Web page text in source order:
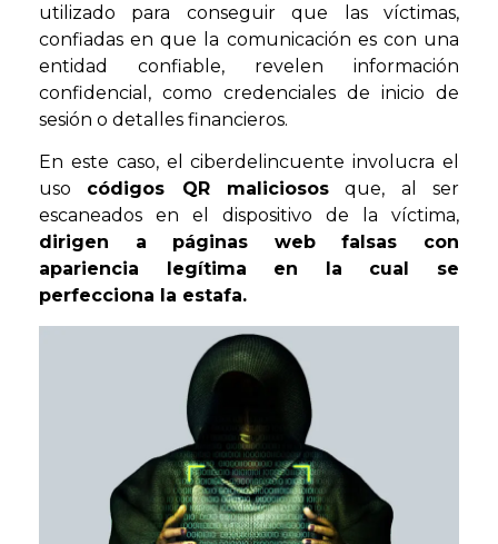
utilizado para conseguir que las víctimas,
confiadas en que la comunicación es con una
entidad confiable, revelen información
confidencial, como credenciales de inicio de
sesión o detalles financieros.
En este caso, el ciberdelincuente involucra el
uso códigos QR maliciosos que, al ser
escaneados en el dispositivo de la víctima,
dirigen a páginas web falsas con
apariencia legítima en la cual se
perfecciona la estafa.